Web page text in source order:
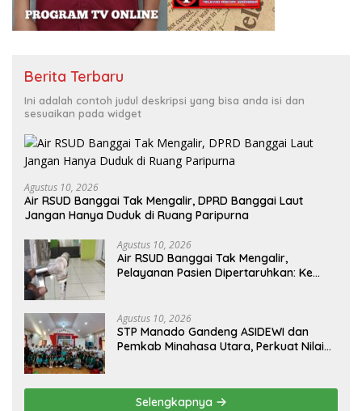
Berita Terbaru
Ini adalah contoh judul deskripsi yang bisa anda isi dan
sesuaikan pada widget
Agustus 10, 2026
Air RSUD Banggai Tak Mengalir, DPRD Banggai Laut
Jangan Hanya Duduk di Ruang Paripurna
Agustus 10, 2026
Air RSUD Banggai Tak Mengalir,
Pelayanan Pasien Dipertaruhkan: Ke
Agustus 10, 2026
‎STP Manado Gandeng ASIDEWI dan
Pemkab Minahasa Utara, Perkuat Nilai
Selengkapnya